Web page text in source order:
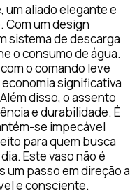
um aliado elegante e
Com um design
sistema de descarga
o consumo de água.
o comando leve
significativa
disso, o assento
e durabilidade. É
se impecável
para quem busca
Este vaso não é
um passo em direção a
e consciente.